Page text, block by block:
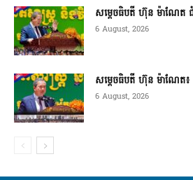
សម្តេចធិបតី ហ៊ុន ម៉ាណែត
6 August, 2026
សម្តេចធិបតី ហ៊ុន ម៉ាណែត៖
6 August, 2026